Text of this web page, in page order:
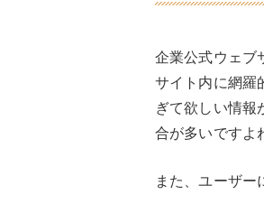
企業公式ウェブ
サイト内に網羅
ぎて欲しい情報
合が多いですよ
また、ユーザー